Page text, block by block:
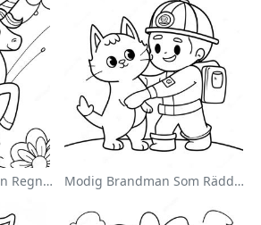
Magisk Enhörning I En Regnbåge Målarbild Modig Brandman Som Räddar En Katt Målarbild